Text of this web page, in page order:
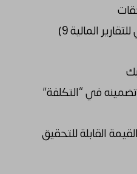
المالية 9)
في “التكلفة”
القابلة للتحقيق